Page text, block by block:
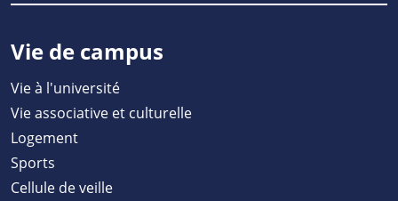
Vie de campus
Vie à l'université
Vie associative et culturelle
Logement
Sports
Cellule de veille